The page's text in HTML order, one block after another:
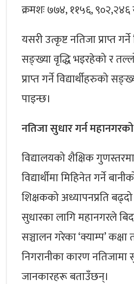
क्रमशः ७७४, ११५६, ९०२,२४६
यसरी उत्कृष्ट नतिजा प्राप्त गर्ने
सङ्ख्या वृद्धि भइरहेको र
प्राप्त गर्ने विद्यार्थीहरुको
पाइन्छ।
नतिजा सुधार गर्न
विद्यालयको शैक्षिक
विद्यार्थीमा मिहिनेत गर्ने
शिक्षकको अध्यापनप्रति
सुधारका लागि महानगरले
सञ्चालन गरेका ‘क्याम्प’
निगरानीका कारण
जानकारहरू बताउँछन्।